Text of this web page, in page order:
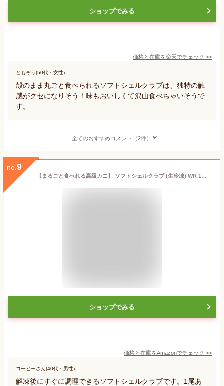
ショップでみる
価格と在庫を楽天でチェック >>
ともぞう(50代・女性)
殻のまま丸ごと食べられるソフトシェルクラブは、独特の触
感がクセになりそう！味もおいしくて沢山食べちゃいそうで
す。
全てのおすすめコメント（2件）
no. 9
【まるごと食べれる高級カニ】 ソフトシェルクラブ (生冷凍) WR 1尾あたり約55g (1箱（1kg）) ジャパンフードサービス
ショップでみる
価格と在庫をAmazonでチェック >>
コーヒーさん(40代・男性)
解凍後にすぐに調理できるソフトシェルクラブです。1尾あ